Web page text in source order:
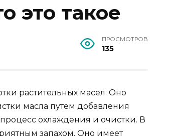
это такое
ПРОСМОТРОВ
135
растительных масел. Оно
масла путем добавления
охлаждения и очистки. В
запахом. Оно имеет